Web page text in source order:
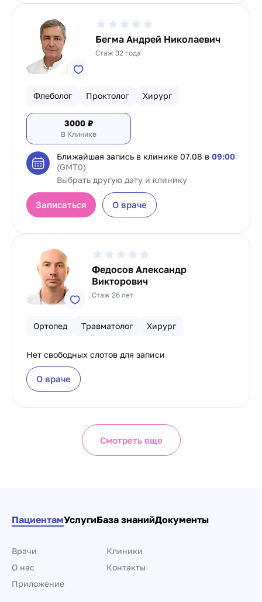
Бегма Андрей Николаевич
Стаж 32 года
Флеболог Проктолог Хирург
3000 ₽
В Клинике
Ближайшая запись в клинике 07.08 в 09:00
(GMT0)
Выбрать другую дату и клинику
Записаться О враче
Федосов Александр
Викторович
Стаж 26 лет
Ортопед Травматолог Хирург
Нет свободных слотов для записи
О враче
Смотреть еще
ПациентамУслугиБаза знанийДокументы
Врачи
Клиники
О нас
Контакты
Приложение